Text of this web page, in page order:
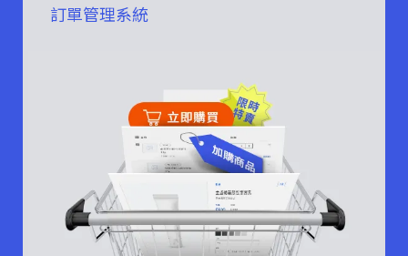
訂單管理系統